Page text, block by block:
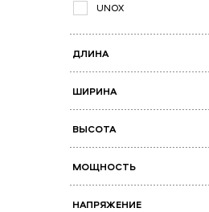
UNOX
ДЛИНА
ШИРИНА
ВЫСОТА
МОЩНОСТЬ
НАПРЯЖЕНИЕ